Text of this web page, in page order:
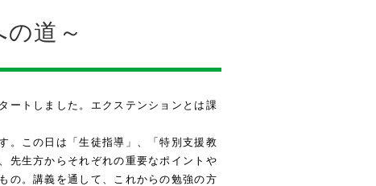
道～
ートしました。エクステンションとは課
。この日は「生徒指導」、「特別支援教
先生方からそれぞれの重要なポイントや
の。講義を通して、これからの勉強の方